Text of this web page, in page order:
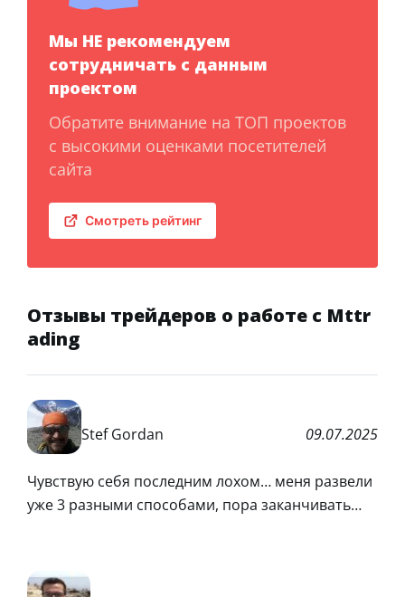
Мы НЕ рекомендуем
сотрудничать с данным
проектом
Обратите внимание на ТОП проектов
с высокими оценками посетителей
сайта
Смотреть рейтинг
Отзывы трейдеров о работе с Mttr
ading
Stef Gordan 09.07.2025
Чувствую себя последним лохом… меня развели
уже 3 разными способами, пора заканчивать…